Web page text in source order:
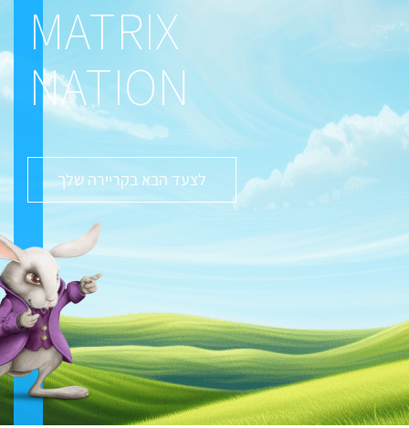
MATRIX
NATION
לצעד הבא בקריירה שלך